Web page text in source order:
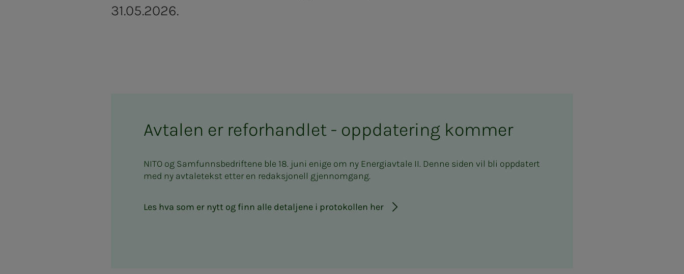
31.05.2026.
Avtalen er reforhandlet - oppdatering kommer
NITO og Samfunnsbedriftene ble 18. juni enige om ny Energiavtale II. Denne siden vil bli oppdatert
med ny avtaletekst etter en redaksjonell gjennomgang.
Les hva som er nytt og finn alle detaljene i protokollen her